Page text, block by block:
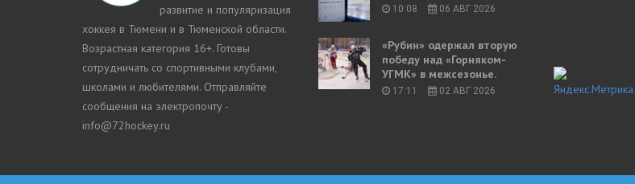
развитие и популяризация
хоккея в Тюмени и в Тюменской области.
Возрастная категория 16+. Готовы
сотрудничать со спортивными клубами,
школами и любителями. Отправляйте
сообщения на электропочту -
info@72hockey.ru
10:08 06 АВГ 2026
«Рубин» одержал вторую
победу над «Горняком-
УГМК» в межсезонье.
17:11 02 АВГ 2026